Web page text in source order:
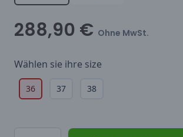
288,90 € Ohne MwSt.
Wählen sie ihre size
36 37 38